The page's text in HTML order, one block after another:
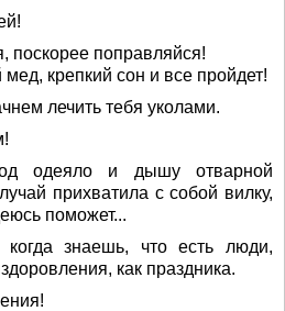
поскорее поправляйся!
крепкий сон и все пройдет!
лечить тебя уколами.
одеяло и дышу отварной
прихватила с собой вилку,
поможет...
знаешь, что есть люди,
как праздника.